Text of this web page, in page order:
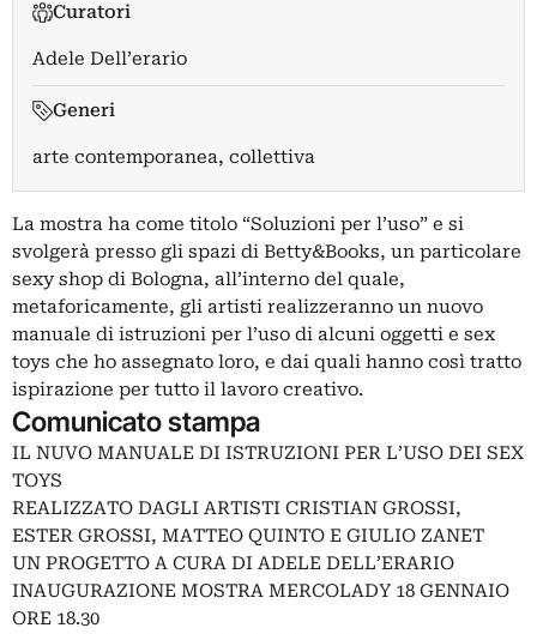
Curatori
Adele Dell’erario
Generi
arte contemporanea, collettiva
La mostra ha come titolo “Soluzioni per l’uso” e si
svolgerà presso gli spazi di Betty&Books, un particolare
sexy shop di Bologna, all’interno del quale,
metaforicamente, gli artisti realizzeranno un nuovo
manuale di istruzioni per l’uso di alcuni oggetti e sex
toys che ho assegnato loro, e dai quali hanno così tratto
ispirazione per tutto il lavoro creativo.
Comunicato stampa
IL NUVO MANUALE DI ISTRUZIONI PER L’USO DEI SEX
TOYS
REALIZZATO DAGLI ARTISTI CRISTIAN GROSSI,
ESTER GROSSI, MATTEO QUINTO E GIULIO ZANET
UN PROGETTO A CURA DI ADELE DELL’ERARIO
INAUGURAZIONE MOSTRA MERCOLADY 18 GENNAIO
ORE 18.30